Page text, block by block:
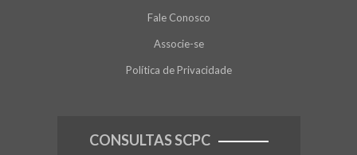
Fale Conosco
Associe-se
Política de Privacidade
CONSULTAS SCPC